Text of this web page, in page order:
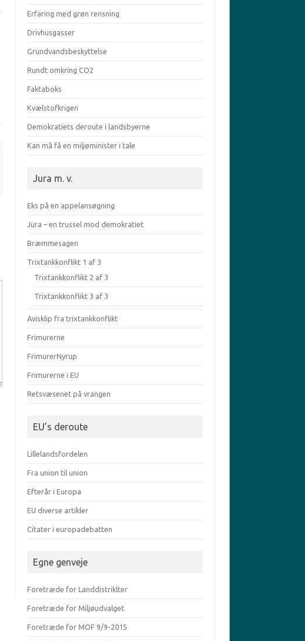
Erfaring med grøn rensning
Drivhusgasser
Grundvandsbeskyttelse
Rundt omkring CO2
Faktaboks
Kvælstofkrigen
Demokratiets deroute i landsbyerne
Kan må få en miljøminister i tale
Jura m. v.
Eks på en appelansøgning
Jura – en trussel mod demokratiet
Bræmmesagen
Trixtankkonflikt 1 af 3
Trixtankkonflikt 2 af 3
Trixtankkonflikt 3 af 3
Avisklip fra trixtankkonflikt
Frimurerne
FrimurerNyrup
Frimurerne i EU
Retsvæsenet på vrangen
EU’s deroute
Lillelandsfordelen
Fra union til union
Efterår i Europa
EU diverse artikler
Citater i europadebatten
Egne genveje
Foretræde for Landdistriklter
Foretræde for Miljøudvalget
Foretræde for MOF 9/9-2015